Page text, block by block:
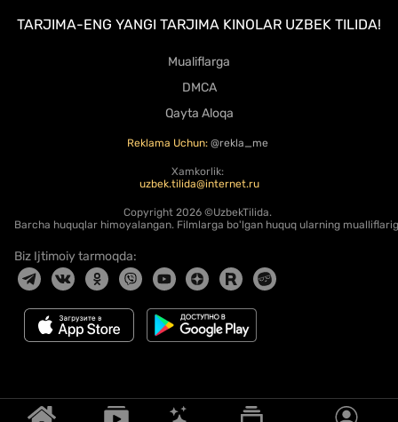
TARJIMA-ENG YANGI TARJIMA KINOLAR UZBEK TILIDA!
Mualiflarga
DMCA
Qayta Aloqa
Reklama Uchun: @rekla_me
Xamkorlik:
uzbek.tilida@internet.ru
Copyright 2026 ©UzbekTilida.
Barcha huquqlar himoyalangan. Filmlarga bo'lgan huquq ularning
Biz Ijtimoiy tarmoqda: